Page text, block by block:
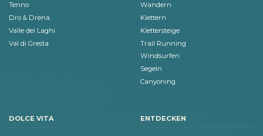
Tenno
Dro & Drena
Valle dei Laghi
Val di Gresta
Wandern
Klettern
Klettersteige
Trail Running
Windsurfen
Segeln
Canyoning
DOLCE VITA ENTDECKEN